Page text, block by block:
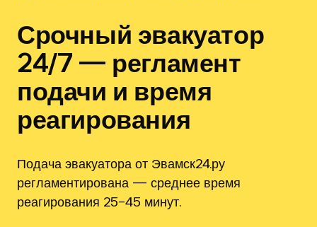
Срочный эвакуатор
24/7 — регламент
подачи и время
реагирования
Подача эвакуатора от Эвамск24.ру
регламентирована — среднее время
реагирования 25–45 минут.